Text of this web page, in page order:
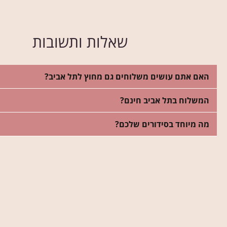
שאלות ותשובות
האם אתם עושים משלוחים גם מחוץ לתל אביב?
המשלוח בתל אביב חינם?
מה מיוחד בסידורים שלכם?